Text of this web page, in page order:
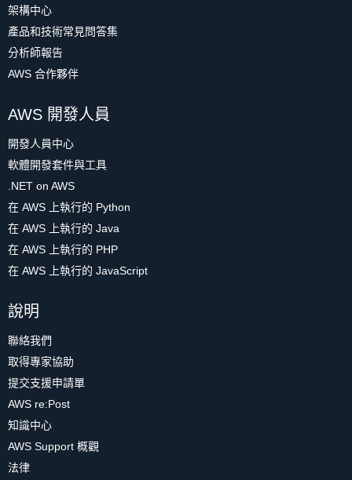
架構中心
產品和技術常見問答集
分析師報告
AWS 合作夥伴
AWS 開發人員
開發人員中心
軟體開發套件與工具
.NET on AWS
在 AWS 上執行的 Python
在 AWS 上執行的 Java
在 AWS 上執行的 PHP
在 AWS 上執行的 JavaScript
說明
聯絡我們
取得專家協助
提交支援申請單
AWS re:Post
知識中心
AWS Support 概觀
法律